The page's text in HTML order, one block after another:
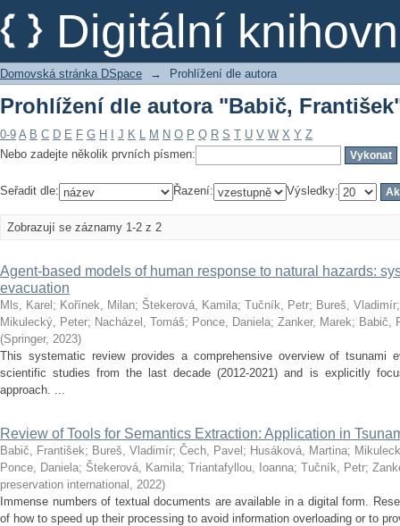
Digitální
Prohlížení dle autora "Babič,
Domovská stránka DSpace → Prohlížení dle autora
Prohlížení dle autora "Babič,
0-9 A B C D E F G H J K L M N O P Q R S T U V W X Y Z
Nebo zadejte několik prvních písmen:
Seřadit dle: Řazení: Výsledky:
Zobrazují se záznamy 1-2 z 2
Agent-based models of human response to natural hazards:
evacuation
Mls, Karel ; Kořínek, Milan; Štekerová, Kamila; Tučník, Petr; Bureš, Vladimír
Mikulecký, Peter; Nacházel, Tomáš; Ponce, Daniela; Zanker, Marek; Babič,
(Springer, 2023)
This systematic review provides a comprehensive overview of tsunami
scientific studies from the last decade (2012-2021) and is explicitly
approach. ...
Review of Tools for Semantics Extraction: Application in
Babič, František; Bureš, Vladimír; Čech, Pavel ; Husáková, Martina;
Ponce, Daniela; Štekerová, Kamila; Triantafyllou, Ioanna; Tučník, Petr;
preservation international , 2022)
Immense numbers of textual documents are available in a digital form.
of how to speed up their processing to avoid information overloading or to